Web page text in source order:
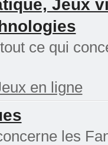
Jeux
ce qui
en ligne
les